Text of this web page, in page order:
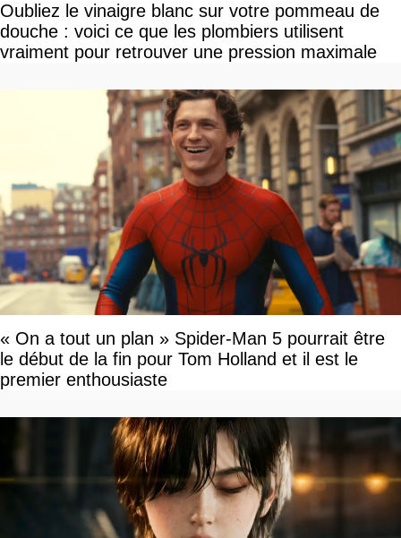
Oubliez le vinaigre blanc sur votre pommeau de
douche : voici ce que les plombiers utilisent
vraiment pour retrouver une pression maximale
« On a tout un plan » Spider-Man 5 pourrait être
le début de la fin pour Tom Holland et il est le
premier enthousiaste